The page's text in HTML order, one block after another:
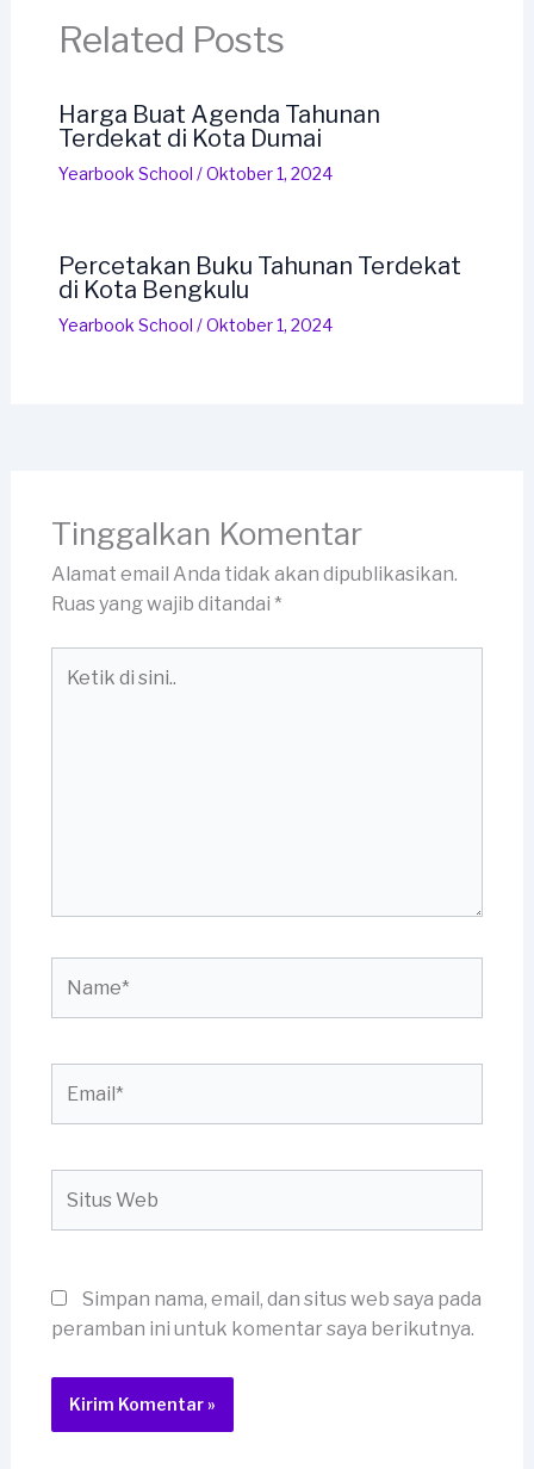
Related Posts
Harga Buat Agenda Tahunan
Terdekat di Kota Dumai
Yearbook School /Oktober 1, 2024
Percetakan Buku Tahunan Terdekat
di Kota Bengkulu
Yearbook School /Oktober 1, 2024
Tinggalkan Komentar
Alamat email Anda tidak akan dipublikasikan.
Ruas yang wajib ditandai *
Web
Simpan nama, email, dan situs web saya pada
peramban ini untuk komentar saya berikutnya.